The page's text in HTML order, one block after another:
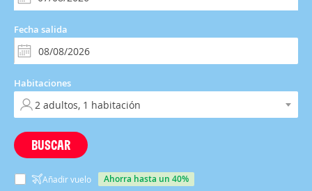
Fecha salida
Habitaciones
BUSCAR
Añadir vuelo ahorra hasta un 40%